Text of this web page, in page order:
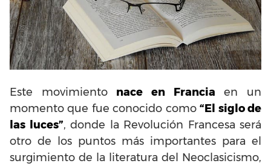
Este movimiento nace en Francia en un
momento que fue conocido como“El siglo de
las luces”, donde la Revolución Francesa será
otro de los puntos más importantes para el
surgimiento de la literatura del Neoclasicismo,